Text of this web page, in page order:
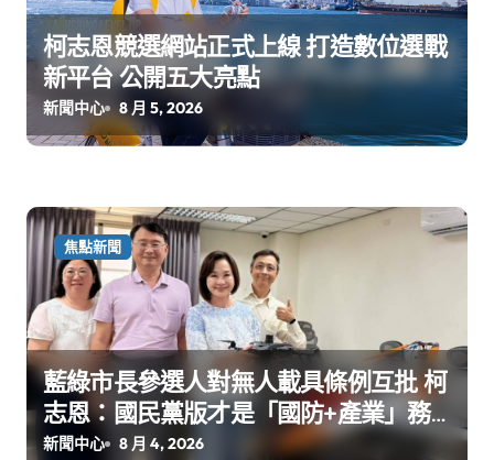
柯志恩競選網站正式上線 打造數位選戰
新平台 公開五大亮點
新聞中心 8 月 5, 2026
焦點新聞
藍綠市長參選人對無人載具條例互批 柯
志恩：國民黨版才是「國防+產業」務
實版
新聞中心 8 月 4, 2026